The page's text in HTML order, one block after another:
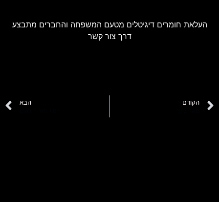
העלאת חומרים דיגיטלים מטעם המשפחה והחברים מתבצע
דרך צור קשר
הקודם הבא